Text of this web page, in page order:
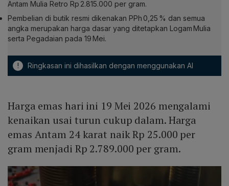
Antam Mulia Retro Rp 2.815.000 per gram.
Pembelian di butik resmi dikenakan PPh 0,25 % dan semua
angka merupakan harga dasar yang ditetapkan Logam Mulia
serta Pegadaian pada 19 Mei.
! Ringkasan ini dihasilkan dengan menggunakan AI
Harga emas hari ini 19 Mei 2026 mengalami
kenaikan usai turun cukup dalam. Harga
emas Antam 24 karat naik Rp 25.000 per
gram menjadi Rp 2.789.000 per gram.